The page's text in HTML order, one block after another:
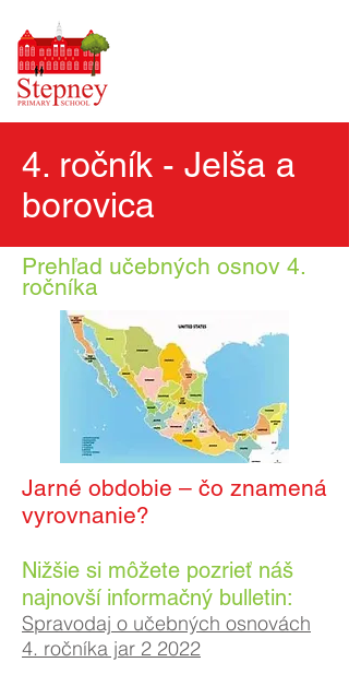
4. ročník - Jelša a
borovica
Prehľad učebných osnov 4.
ročníka
Jarné obdobie – čo znamená
vyrovnanie?
Nižšie si môžete pozrieť náš
najnovší informačný bulletin:
Spravodaj o učebných osnovách
4. ročníka jar 2 2022